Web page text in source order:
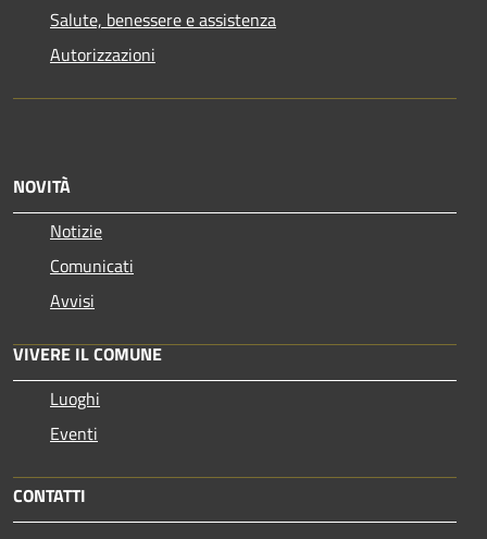
Salute, benessere e assistenza
Autorizzazioni
NOVITÀ
Notizie
Comunicati
Avvisi
VIVERE IL COMUNE
Luoghi
Eventi
CONTATTI